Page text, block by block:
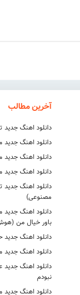
آخرین مطالب
دانلود اهنگ جدید
دانلود اهنگ
دانلود اهنگ جدید
دانلود اهنگ جدید
دانلود اهنگ جدید
مصنوعی)
دانلود اهنگ جدید
باور خیال من
دانلود اهنگ جدید
دانلود اهنگ
دانلود اهنگ جدید
نبودم
دانلود اهنگ